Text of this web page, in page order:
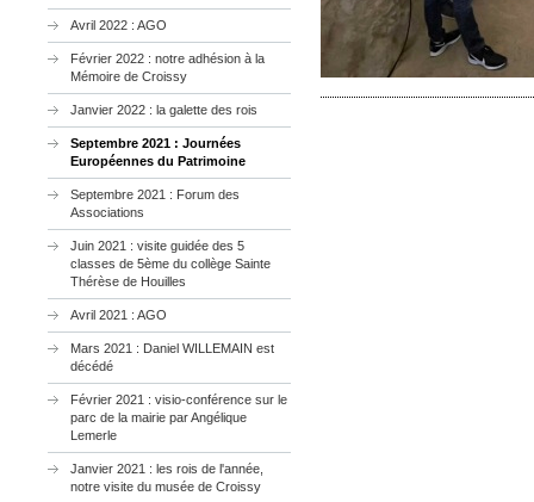
Avril 2022 : AGO
Février 2022 : notre adhésion à la
Mémoire de Croissy
Janvier 2022 : la galette des rois
Septembre 2021 : Journées
Européennes du Patrimoine
Septembre 2021 : Forum des
Associations
Juin 2021 : visite guidée des 5
classes de 5ème du collège Sainte
Thérèse de Houilles
Avril 2021 : AGO
Mars 2021 : Daniel WILLEMAIN est
décédé
Février 2021 : visio-conférence sur le
parc de la mairie par Angélique
Lemerle
Janvier 2021 : les rois de l'année,
notre visite du musée de Croissy